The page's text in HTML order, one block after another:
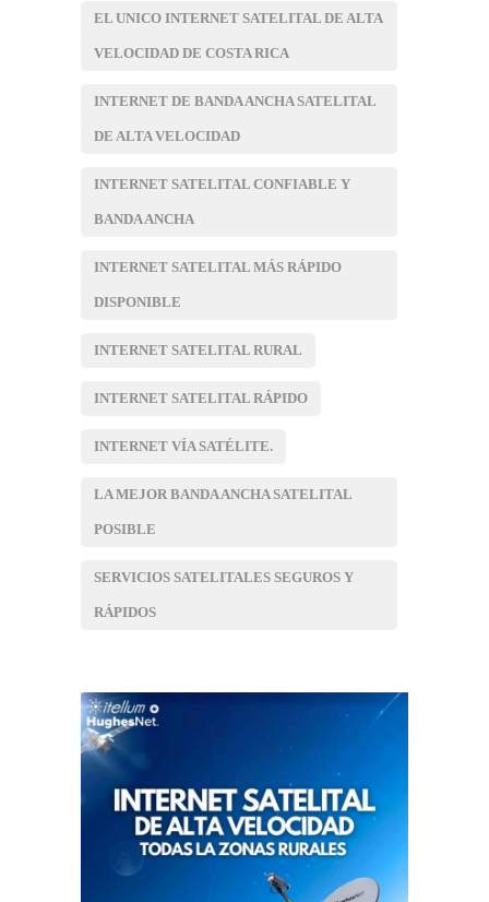
EL UNICO INTERNET SATELITAL DE ALTA
VELOCIDAD DE COSTA RICA
INTERNET DE BANDA ANCHA SATELITAL
DE ALTA VELOCIDAD
INTERNET SATELITAL CONFIABLE Y
BANDA ANCHA
INTERNET SATELITAL MÁS RÁPIDO
DISPONIBLE
INTERNET SATELITAL RURAL
INTERNET SATELITAL RÁPIDO
INTERNET VÍA SATÉLITE.
LA MEJOR BANDA ANCHA SATELITAL
POSIBLE
SERVICIOS SATELITALES SEGUROS Y
RÁPIDOS